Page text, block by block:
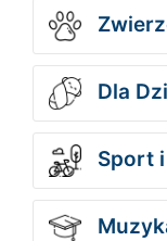
Dla
Sport